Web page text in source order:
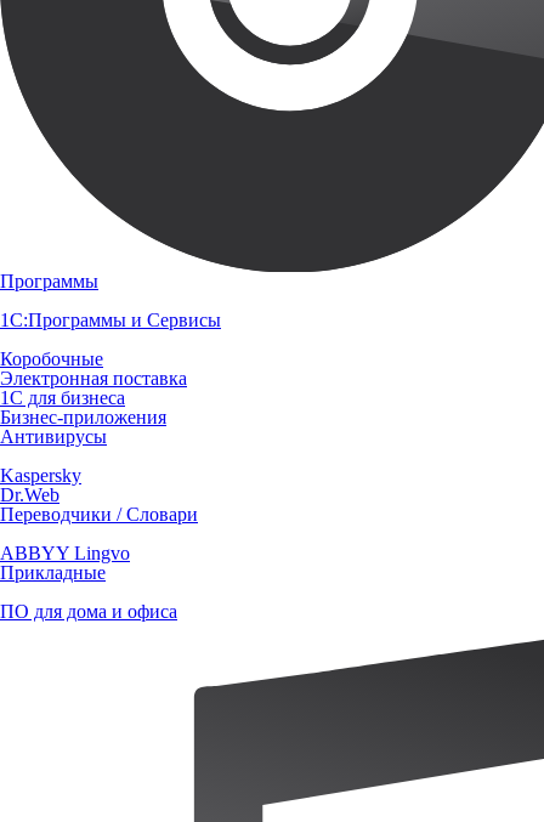
Программы
1С:Программы и Сервисы
Коробочные
Электронная поставка
1С для бизнеса
Бизнес-приложения
Антивирусы
Kaspersky
Dr.Web
Переводчики / Словари
ABBYY Lingvo
Прикладные
ПО для дома и офиса